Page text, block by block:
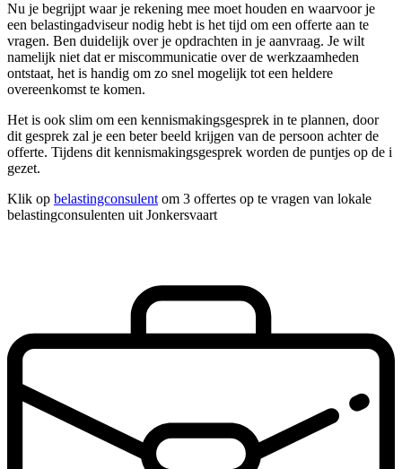
Nu je begrijpt waar je rekening mee moet houden en waarvoor je
een belastingadviseur nodig hebt is het tijd om een offerte aan te
vragen. Ben duidelijk over je opdrachten in je aanvraag. Je wilt
namelijk niet dat er miscommunicatie over de werkzaamheden
ontstaat, het is handig om zo snel mogelijk tot een heldere
overeenkomst te komen.
Het is ook slim om een kennismakingsgesprek in te plannen, door
dit gesprek zal je een beter beeld krijgen van de persoon achter de
offerte. Tijdens dit kennismakingsgesprek worden de puntjes op de i
gezet.
Klik op belastingconsulent om 3 offertes op te vragen van lokale
belastingconsulenten uit Jonkersvaart